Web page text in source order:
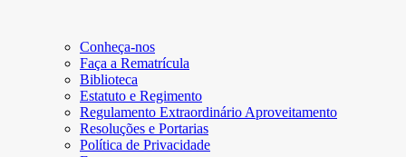
Conheça-nos
Faça a Rematrícula
Biblioteca
Estatuto e Regimento
Regulamento Extraordinário Aproveitamento
Resoluções e Portarias
Política de Privacidade